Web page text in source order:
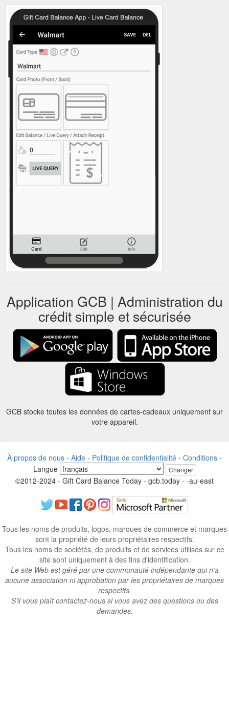
Application GCB | Administration du
crédit simple et sécurisée
GCB stocke toutes les données de cartes-cadeaux uniquement sur
votre appareil.
À propos de nous - Aide - Politique de confidentialité - Conditions -
Langue
Changer
©2012-2024 - Gift Card Balance Today - gcb.today - -au-east
Tous les noms de produits, logos, marques de commerce et marques
sont la propriété de leurs propriétaires respectifs.
Tous les noms de sociétés, de produits et de services utilisés sur ce
site sont uniquement à des fins d'identification.
Le site Web est géré par une communauté indépendante qui n’a
aucune association ni approbation par les propriétaires de marques
respectifs.
S’il vous plaît contactez-nous si vous avez des questions ou des
demandes.